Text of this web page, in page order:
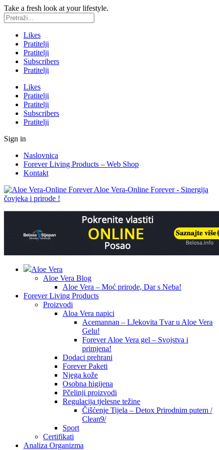
Take a fresh look at your lifestyle.
Likes
Pratitelji
Pratitelji
Subscribers
Pratitelji
Likes
Pratitelji
Pratitelji
Subscribers
Pratitelji
Sign in
Naslovnica
Forever Living Products – Web Shop
Kontakt
Aloe Vera-Online Forever - Sinergija
čovjeka i prirode !
Aloe Vera
Aloe Vera Blog
Aloe Vera – Moć prirode, Dar s Neba!
Forever Living Products
Proizvodi
Aloa Vera napici
Acemannan – LJekovita Tvar u Aloe Vera
Gelu!
Forever Aloe Vera gel – Svojstva i
primjena!
Dodaci prehrani
Forever Paketi
Njega kože
Osobna higijena
Pčelinji proizvodi
Regulacija tjelesne težine
Čišćenje Tijela – Detox Prirodnim putem /
Clean9/
Sport
Certifikati
Analiza Organizma